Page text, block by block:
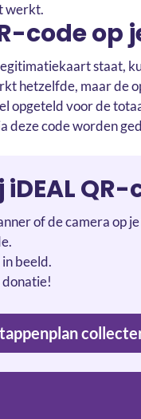
werkt.
code op
staat,
hetzelfde, maar de
opgeteld voor de
deze code worden
QR-
of de camera op
beeld.
donatie!